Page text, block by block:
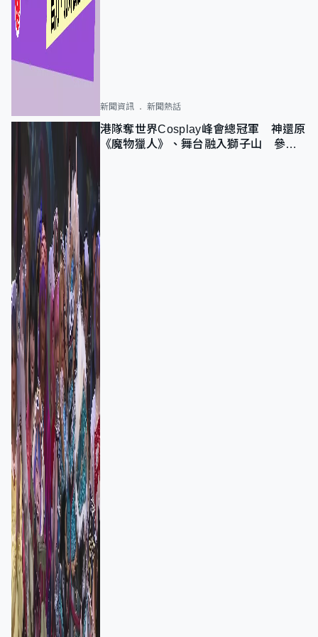
新聞資訊 新聞熱話
港隊奪世界Cosplay峰會總冠軍 神還原
《魔物獵人》、舞台融入獅子山 參賽